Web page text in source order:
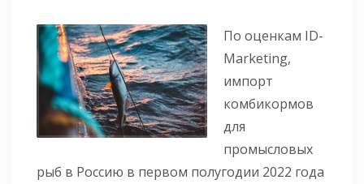
По оценкам ID-
Marketing,
импорт
комбикормов
для
промысловых
рыб в Россию в первом полугодии 2022 года